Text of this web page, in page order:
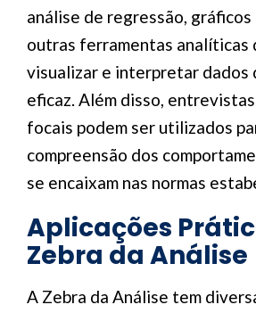
análise de regressão,
outras ferramentas analíticas
visualizar e interpretar dados
eficaz. Além disso,
focais podem ser utilizados
compreensão dos
se encaixam nas normas
Aplicações
Zebra da Análise
A Zebra da Análise tem